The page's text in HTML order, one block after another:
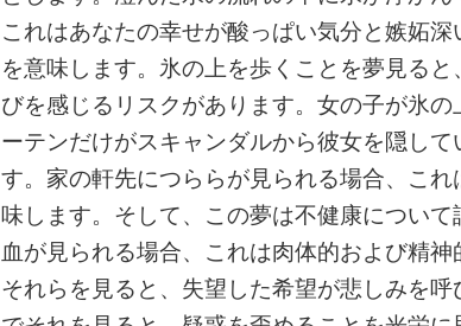
これはあなたの幸せが酸っぱい気分と嫉妬
を意味します。氷の上を歩くことを夢見る
びを感じるリスクがあります。女の子が氷
ーテンだけがスキャンダルから彼女を隠し
す。家の軒先につららが見られる場合、こ
味します。そして、この夢は不健康につい
血が見られる場合、これは肉体的および精
それらを見ると、失望した希望が悲しみを